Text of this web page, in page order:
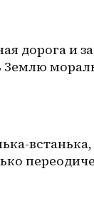
дорога и
Землю